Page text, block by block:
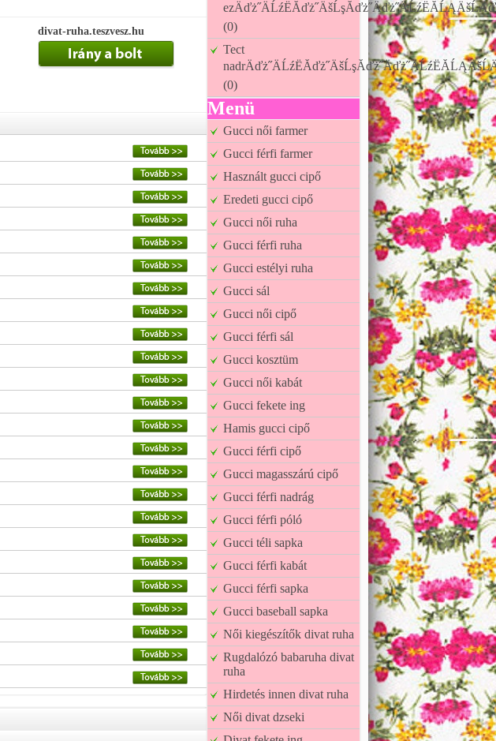
divat-ruha.teszvesz.hu
(0)
Tect
(0)
Menü
Gucci női farmer
Gucci férfi farmer
Használt gucci cipő
Eredeti gucci cipő
Gucci női ruha
Gucci férfi ruha
Gucci estélyi ruha
Gucci sál
Gucci női cipő
Gucci férfi sál
Gucci kosztüm
Gucci női kabát
Gucci fekete ing
Hamis gucci cipő
Gucci férfi cipő
Gucci magasszárú cipő
Gucci férfi nadrág
Gucci férfi póló
Gucci téli sapka
Gucci férfi kabát
Gucci férfi sapka
Gucci baseball sapka
Női kiegészítők divat ruha
Rugdalózó babaruha divat
ruha
Hirdetés innen divat ruha
Női divat dzseki